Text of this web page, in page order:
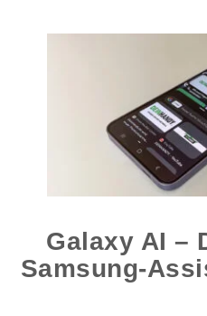
Galaxy AI –
Samsung-